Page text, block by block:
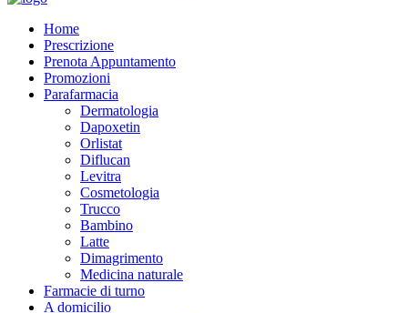
Home
Prescrizione
Prenota Appuntamento
Promozioni
Parafarmacia
Dermatologia
Dapoxetin
Orlistat
Diflucan
Levitra
Cosmetologia
Trucco
Bambino
Latte
Dimagrimento
Medicina naturale
Farmacie di turno
A domicilio